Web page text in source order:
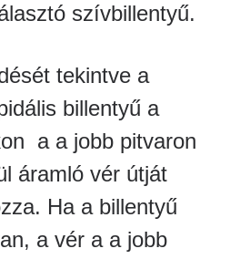
szívbillentyű.
tekintve a
billentyű a
a a jobb pitvaron
áramló vér útját
Ha a billentyű
a vér a a jobb